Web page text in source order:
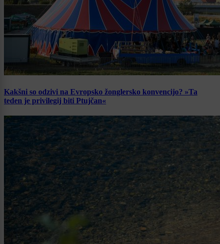
Kakšni so odzivi na Evropsko žonglersko konvencijo? »Ta
teden je privilegij biti Ptujčan«